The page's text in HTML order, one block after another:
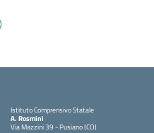
Istituto Comprensivo Statale
A. Rosmini
Via Mazzini 39 - Pusiano (CO)